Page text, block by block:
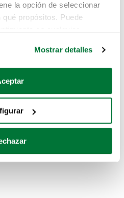
la opción de seleccionar
propósitos. Puede
su ubicación geográfica
analizándolo activamente
específicas (huellas
cómo se procesan sus
Mostrar detalles
coche que estás
estos enlaces: